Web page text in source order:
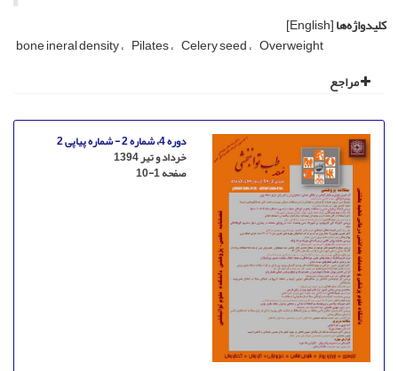
کلیدواژه‌ها[English]
bone ineral density Pilates Celery seed Overweight
مراجع
دوره 4، شماره 2 - شماره پیاپی 2
خرداد و تیر 1394
صفحه10-1